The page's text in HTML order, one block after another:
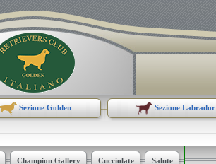
Sezione Golden Sezione Labrador
Champion Gallery Cucciolate Salute